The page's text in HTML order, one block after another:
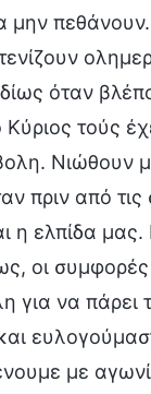
μην
όταν
τούς
Νιώθουν
πριν από
η ελπίδα
οι συμφορές
για να πάρει
με